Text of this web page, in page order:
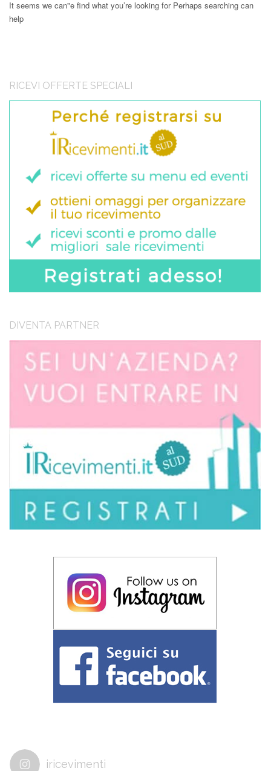
It seems we can"e find what you’re looking for Perhaps searching can
help
RICEVI OFFERTE SPECIALI
DIVENTA PARTNER
iricevimenti